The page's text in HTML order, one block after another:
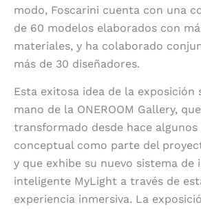
modo, Foscarini cuenta con una
de 60 modelos elaborados con
materiales, y ha colaborado
más de 30 diseñadores.
Esta exitosa idea de la exposición
mano de la ONEROOM Gallery,
transformado desde hace
conceptual como parte del
y que exhibe su nuevo sistema de
inteligente MyLight a través de
experiencia inmersiva. La